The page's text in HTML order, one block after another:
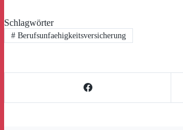
Schlagwörter
#Berufsunfaehigkeitsversicherung